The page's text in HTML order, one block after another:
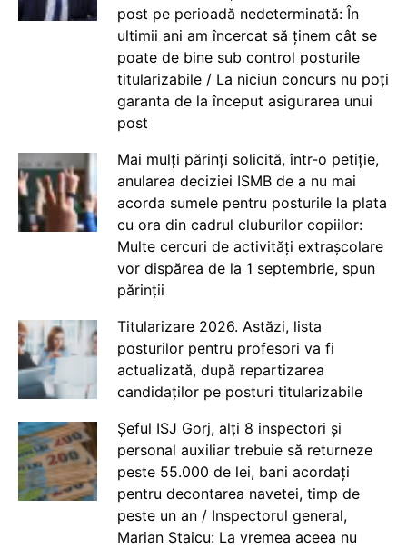
post pe perioadă nedeterminată: În
ultimii ani am încercat să ținem cât se
poate de bine sub control posturile
titularizabile / La niciun concurs nu poți
garanta de la început asigurarea unui
post
Mai mulți părinți solicită, într-o petiție,
anularea deciziei ISMB de a nu mai
acorda sumele pentru posturile la plata
cu ora din cadrul cluburilor copiilor:
Multe cercuri de activități extrașcolare
vor dispărea de la 1 septembrie, spun
părinții
Titularizare 2026. Astăzi, lista
posturilor pentru profesori va fi
actualizată, după repartizarea
candidaților pe posturi titularizabile
Șeful ISJ Gorj, alți 8 inspectori și
personal auxiliar trebuie să returneze
peste 55.000 de lei, bani acordați
pentru decontarea navetei, timp de
peste un an / Inspectorul general,
Marian Staicu: La vremea aceea nu